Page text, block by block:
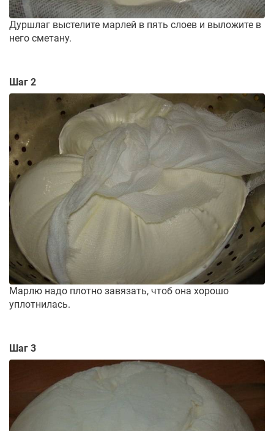
Дуршлаг выстелите марлей в пять слоев и выложите в
него сметану.
Шаг 2
Марлю надо плотно завязать, чтоб она хорошо
уплотнилась.
Шаг 3